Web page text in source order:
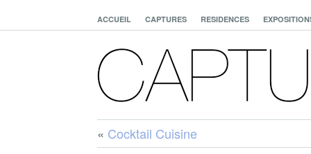
ACCUEIL CAPTURES RESIDENCES
« Cocktail Cuisine